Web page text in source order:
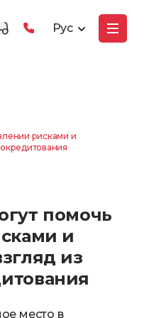
Рус
рисками и
помочь
и
из
место в